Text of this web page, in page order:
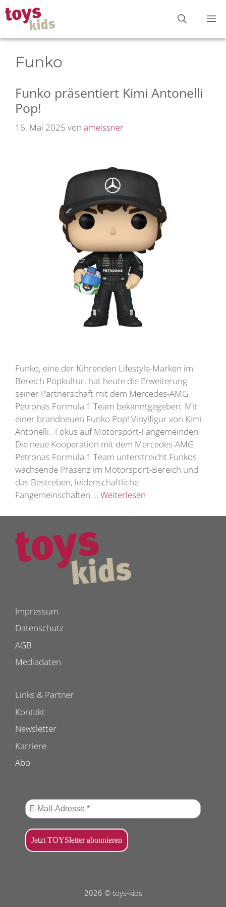
Zum
Inhalt
springen
Funko
Funko präsentiert Kimi Antonelli
Pop!
16. Mai 2025 von ameissner
Funko, eine der führenden Lifestyle-Marken im
Bereich Popkultur, hat heute die Erweiterung
seiner Partnerschaft mit dem Mercedes-AMG
Petronas Formula 1 Team bekanntgegeben: Mit
einer brandneuen Funko Pop! Vinylfigur von Kimi
Antonelli. Fokus auf Motorsport-Fangemeinden
Die neue Kooperation mit dem Mercedes-AMG
Petronas Formula 1 Team unterstreicht Funkos
wachsende Präsenz im Motorsport-Bereich und
das Bestreben, leidenschaftliche
Fangemeinschaften … Weiterlesen
Impressum
Datenschutz
AGB
Mediadaten
Links & Partner
Kontakt
Newsletter
Karriere
Abo
2026 © toys-kids